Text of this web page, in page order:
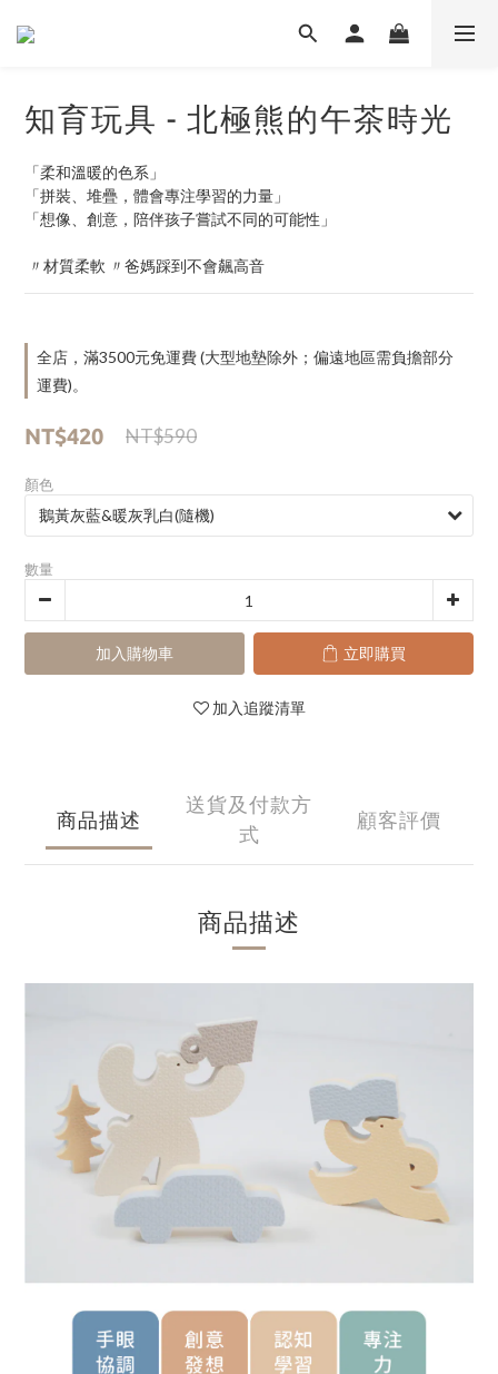
知育玩具 - 北極熊的午茶時光
「柔和溫暖的色系」
「拼裝、堆疊，體會專注學習的力量」
「想像、創意，陪伴孩子嘗試不同的可能性」
〃材質柔軟 〃爸媽踩到不會飆高音
全店，滿3500元免運費 (大型地墊除外；偏遠地區需負擔部分
運費)。
NT$420 NT$590
顏色
數量
加入購物車 立即購買
加入追蹤清單
商品描述
送貨及付款方
式
顧客評價
商品描述